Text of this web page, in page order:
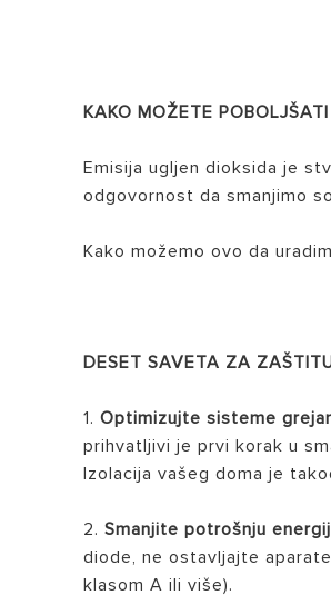
KAKO MOŽETE
Emisija ugljen dioksida je
odgovornost da smanjimo
Kako možemo ovo da
DESET SAVETA ZA
1.Optimizujte sisteme
prihvatljivi je prvi korak u
Izolacija vašeg doma je
2.Smanjite potrošnju
diode, ne ostavljajte
klasom A ili više).